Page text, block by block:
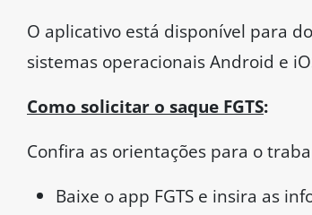
O aplicativo está disponível para
sistemas operacionais Android e
Como solicitar o saque FGTS:
Confira as orientações para o
Baixe o app FGTS e insira as